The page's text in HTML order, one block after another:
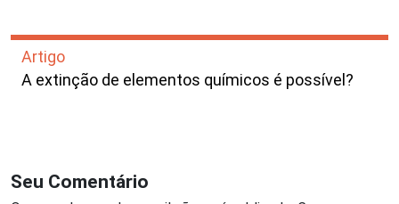
Artigo
A extinção de elementos químicos é possível?
Seu Comentário